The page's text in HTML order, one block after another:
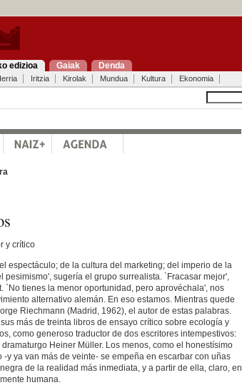
edizioa Gaiak Denda
Iritzia Kirolak Mundua Kultura Ekonomia
y crítico
espectáculo; de la cultura del marketing; del imperio de la
pesimismo', sugería el grupo surrealista. `Fracasar mejor',
`No tienes la menor oportunidad, pero aprovéchala', nos
alternativo alemán. En eso estamos. Mientras quede
Riechmann (Madrid, 1962), el autor de estas palabras.
más de treinta libros de ensayo crítico sobre ecología y
como generoso traductor de dos escritores intempestivos:
Heiner Müller. Los menos, como el honestísimo
-y ya van más de veinte- se empeña en escarbar con uñas
de la realidad más inmediata, y a partir de ella, claro, en
humana.